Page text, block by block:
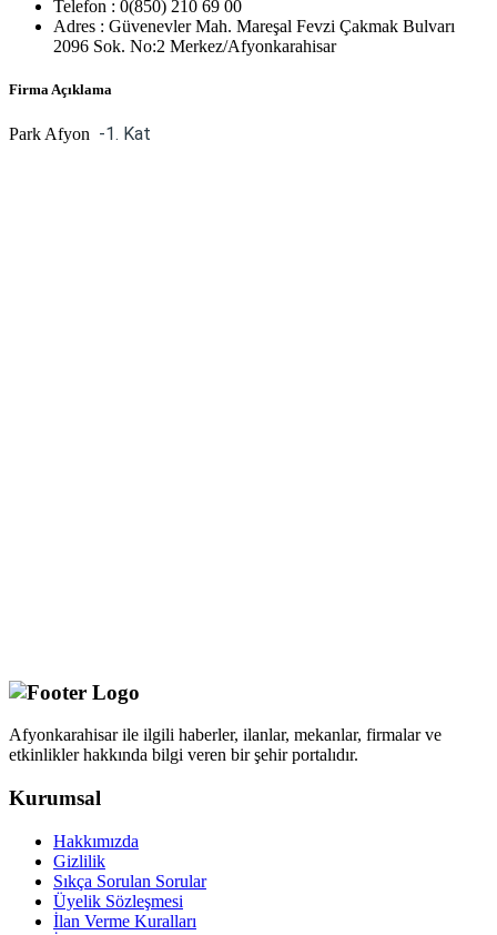
Telefon : 0(850) 210 69 00
Adres : Güvenevler Mah. Mareşal Fevzi Çakmak Bulvarı
2096 Sok. No:2 Merkez/Afyonkarahisar
Firma Açıklama
Park Afyon -1. Kat
Afyonkarahisar ile ilgili haberler, ilanlar, mekanlar, firmalar ve
etkinlikler hakkında bilgi veren bir şehir portalıdır.
Kurumsal
Hakkımızda
Gizlilik
Sıkça Sorulan Sorular
Üyelik Sözleşmesi
İlan Verme Kuralları